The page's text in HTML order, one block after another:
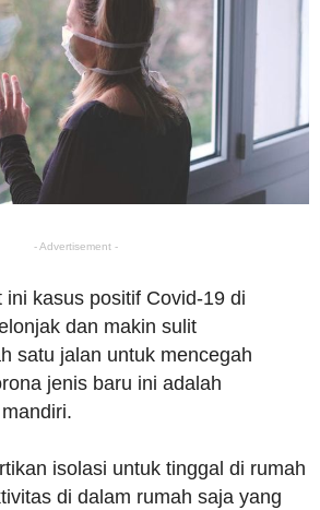
- Advertisement -
ini kasus positif Covid-19 di
dan makin sulit
satu jalan untuk mencegah
jenis baru ini adalah
isolasi untuk tinggal di rumah
di dalam rumah saja yang